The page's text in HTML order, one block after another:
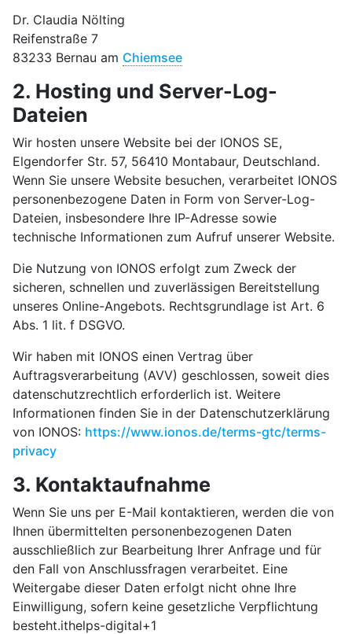
Dr. Claudia Nölting
Reifenstraße 7
83233 Bernau am Chiemsee
2. Hosting und Server-Log-
Dateien
Wir hosten unsere Website bei der IONOS SE,
Elgendorfer Str. 57, 56410 Montabaur, Deutschland.
Wenn Sie unsere Website besuchen, verarbeitet IONOS
personenbezogene Daten in Form von Server-Log-
Dateien, insbesondere Ihre IP-Adresse sowie
technische Informationen zum Aufruf unserer Website.
Die Nutzung von IONOS erfolgt zum Zweck der
sicheren, schnellen und zuverlässigen Bereitstellung
unseres Online-Angebots. Rechtsgrundlage ist Art. 6
Abs. 1 lit. f DSGVO.
Wir haben mit IONOS einen Vertrag über
Auftragsverarbeitung (AVV) geschlossen, soweit dies
datenschutzrechtlich erforderlich ist. Weitere
Informationen finden Sie in der Datenschutzerklärung
von IONOS: https://www.ionos.de/terms-gtc/terms-
privacy
3. Kontaktaufnahme
Wenn Sie uns per E-Mail kontaktieren, werden die von
Ihnen übermittelten personenbezogenen Daten
ausschließlich zur Bearbeitung Ihrer Anfrage und für
den Fall von Anschlussfragen verarbeitet. Eine
Weitergabe dieser Daten erfolgt nicht ohne Ihre
Einwilligung, sofern keine gesetzliche Verpflichtung
besteht.ithelps-digital+1